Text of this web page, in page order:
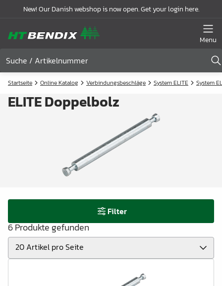
New! Our Danish webshop is now open. Get your login here.
Menu
Startseite Online Katalog Verbindungsbeschläge System ELITE System
ELITE Doppelbolz
Filter
6 Produkte gefunden